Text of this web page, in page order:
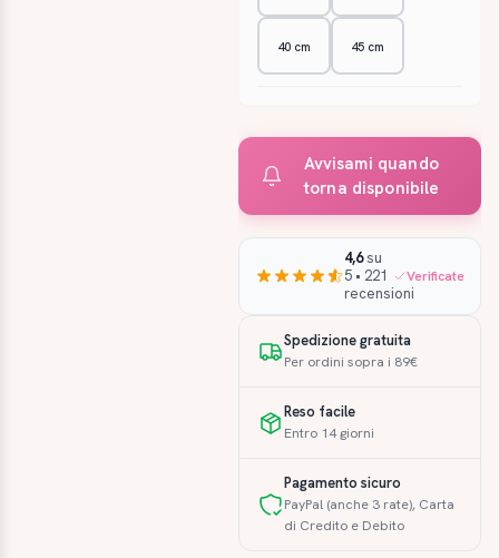
40 cm 45 cm
Avvisami quando
torna disponibile
4,6su
5 • 221
recensioni
Verificate
Spedizione gratuita
Per ordini sopra i 89€
Reso facile
Entro 14 giorni
Pagamento sicuro
PayPal (anche 3 rate), Carta
di Credito e Debito